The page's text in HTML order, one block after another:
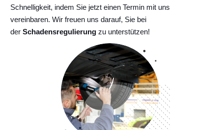
Schnelligkeit, indem Sie jetzt einen Termin mit uns
vereinbaren. Wir freuen uns darauf, Sie bei
der Schadensregulierung zu unterstützen!